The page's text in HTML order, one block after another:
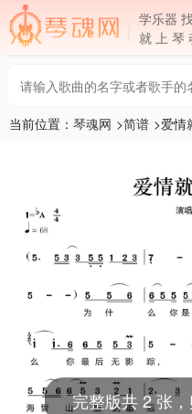
学乐器
就 上 琴
当前位置： 琴魂网 >简谱 >爱情
完整版共 2 张